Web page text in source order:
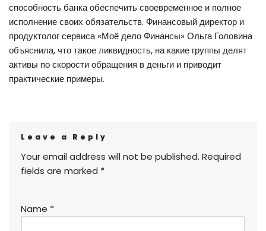
способность банка обеспечить своевременное и полное
исполнение своих обязательств. Финансовый директор и
продуктолог сервиса «Моё дело Финансы» Ольга Головина
объяснила, что такое ликвидность, на какие группы делят
активы по скорости обращения в деньги и приводит
практические примеры.
Leave a Reply
Your email address will not be published. Required
fields are marked *
Name *